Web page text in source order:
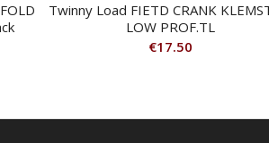
Twinny Load FIETD CRANK
LOW PROF.TL
€17.50